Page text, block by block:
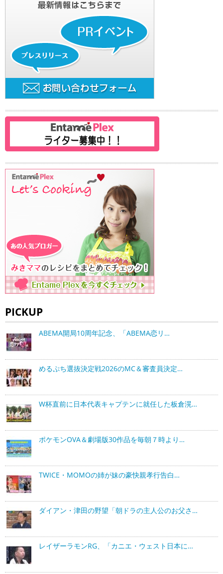
PICKUP
ABEMA開局10周年記念、「ABEMA恋リ…
めるぷち選抜決定戦2026のMC＆審査員決定…
W杯直前に日本代表キャプテンに就任した板倉滉…
ポケモンOVA＆劇場版30作品を毎朝７時より…
TWICE・MOMOの姉が妹の豪快親孝行告白…
ダイアン・津田の野望「朝ドラの主人公のお父さ…
レイザーラモンRG、「カニエ・ウェスト日本に…